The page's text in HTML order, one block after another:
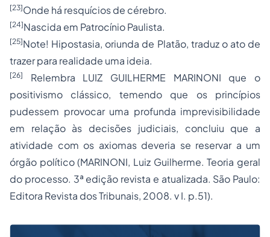
[23]Onde há resquícios de cérebro.
[24]Nascida em Patrocínio Paulista.
[25]Note! Hipostasia, oriunda de Platão, traduz o ato de
trazer para realidade uma ideia.
[26]
Relembra LUIZ GUILHERME MARINONI que o
positivismo clássico, temendo que os princípios
pudessem provocar uma profunda imprevisibilidade
em relação às decisões judiciais, concluiu que a
atividade com os axiomas deveria se reservar a um
órgão político (MARINONI, Luiz Guilherme. Teoria geral
do processo. 3ª edição revista e atualizada. São Paulo:
Editora Revista dos Tribunais, 2008. v I. p.51).